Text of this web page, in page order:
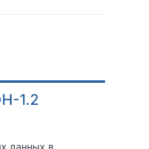
1.2
данных в